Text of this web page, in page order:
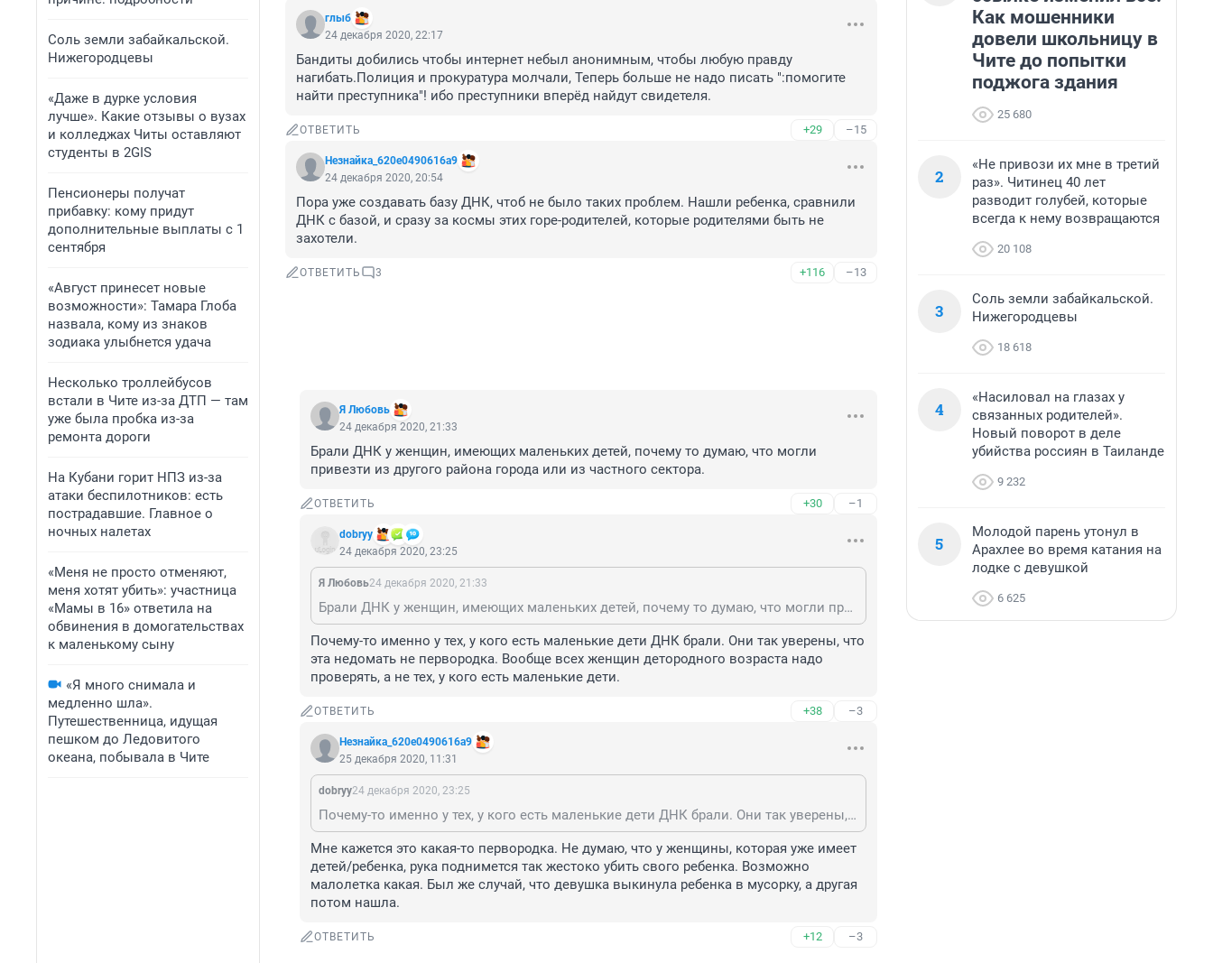
Соль земли забайкальской.
Нижегородцевы
«Даже в дурке условия
лучше». Какие отзывы о вузах
и колледжах Читы оставляют
студенты в 2GIS
Пенсионеры получат
прибавку: кому придут
дополнительные выплаты с 1
сентября
«Август принесет новые
возможности»: Тамара Глоба
назвала, кому из знаков
зодиака улыбнется удача
Несколько троллейбусов
встали в Чите из-за ДТП — там
уже была пробка из-за
ремонта дороги
На Кубани горит НПЗ из-за
атаки беспилотников: есть
пострадавшие. Главное о
ночных налетах
«Меня не просто отменяют,
меня хотят убить»: участница
«Мамы в 16» ответила на
обвинения в домогательствах
к маленькому сыну
«Я много снимала и
медленно шла».
Путешественница, идущая
пешком до Ледовитого
океана, побывала в Чите
глыб
24 декабря 2020, 22:17
Бандиты добились чтобы интернет небыл анонимным, чтобы любую правду
нагибать.Полиция и прокуратура молчали, Теперь больше не надо писать ":помогите
найти преступника"! ибо преступники вперёд найдут свидетеля.
ОТВЕТИТЬ +29 –15
Незнайка_620e0490616a9
24 декабря 2020, 20:54
Пора уже создавать базу ДНК, чтоб не было таких проблем. Нашли ребенка, сравнили
ДНК с базой, и сразу за космы этих горе-родителей, которые родителями быть не
захотели.
ОТВЕТИТЬ 3 +116 –13
Я Любовь
24 декабря 2020, 21:33
Брали ДНК у женщин, имеющих маленьких детей, почему то думаю, что могли
привезти из другого района города или из частного сектора.
ОТВЕТИТЬ +30 –1
dobryy
24 декабря 2020, 23:25
Я Любовь24 декабря 2020, 21:33
Брали ДНК у женщин, имеющих маленьких детей, почему то думаю, что могли привезти из другого района города или из частного сектора.
Почему-то именно у тех, у кого есть маленькие дети ДНК брали. Они так уверены, что
эта недомать не первородка. Вообще всех женщин детородного возраста надо
проверять, а не тех, у кого есть маленькие дети.
ОТВЕТИТЬ +38 –3
Незнайка_620e0490616a9
25 декабря 2020, 11:31
dobryy24 декабря 2020, 23:25
Почему-то именно у тех, у кого есть маленькие дети ДНК брали. Они так уверены, что эта недомать не первородка. Вообще всех женщин детородного возраста надо проверять, а не тех, у кого есть маленькие дети.
Мне кажется это какая-то первородка. Не думаю, что у женщины, которая уже имеет
детей/ребенка, рука поднимется так жестоко убить свого ребенка. Возможно
малолетка какая. Был же случай, что девушка выкинула ребенка в мусорку, а другая
потом нашла.
ОТВЕТИТЬ +12 –3
Как мошенники
довели школьницу в
Чите до попытки
поджога здания
25 680
2
«Не привози их мне в третий
раз». Читинец 40 лет
разводит голубей, которые
всегда к нему возвращаются
20 108
3
Соль земли забайкальской.
Нижегородцевы
18 618
4
«Насиловал на глазах у
связанных родителей».
Новый поворот в деле
убийства россиян в Таиланде
9 232
5
Молодой парень утонул в
Арахлее во время катания на
лодке с девушкой
6 625